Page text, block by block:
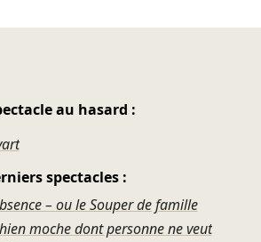
au hasard :
spectacles :
– ou le Souper de famille
moche dont personne ne veut